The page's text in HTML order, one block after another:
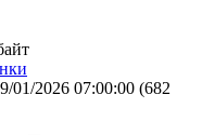
01/2026 07:00:00 (682